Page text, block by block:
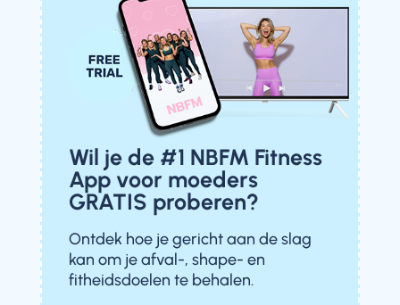
Wil je de #1 NBFM Fitness
App voor moeders
GRATIS proberen?
Ontdek hoe je gericht aan de slag
kan om je afval-, shape- en
fitheidsdoelen te behalen.